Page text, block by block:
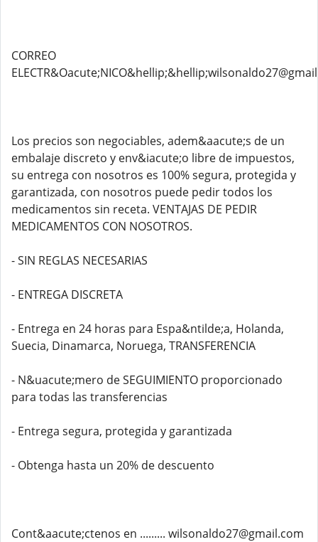
CORREO
Los precios son negociables, adem&aacute;s de un
embalaje discreto y env&iacute;o libre de impuestos,
su entrega con nosotros es 100% segura, protegida y
garantizada, con nosotros puede pedir todos los
medicamentos sin receta. VENTAJAS DE PEDIR
MEDICAMENTOS CON NOSOTROS.
- SIN REGLAS NECESARIAS
- ENTREGA DISCRETA
- Entrega en 24 horas para Espa&ntilde;a, Holanda,
Suecia, Dinamarca, Noruega, TRANSFERENCIA
- N&uacute;mero de SEGUIMIENTO proporcionado
para todas las transferencias
- Entrega segura, protegida y garantizada
- Obtenga hasta un 20% de descuento
Cont&aacute;ctenos en ......... wilsonaldo27@gmail.com